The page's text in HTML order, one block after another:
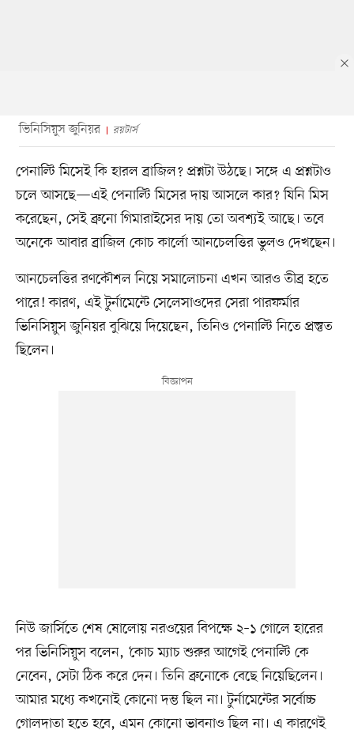
ভিনিসিয়ুস জুনিয়র রয়টার্স
পেনাল্টি মিসেই কি হারল ব্রাজিল? প্রশ্নটা উঠছে। সঙ্গে এ প্রশ্নটাও
চলে আসছে—এই পেনাল্টি মিসের দায় আসলে কার? যিনি মিস
করেছেন, সেই ব্রুনো গিমারাইসের দায় তো অবশ্যই আছে। তবে
অনেকে আবার ব্রাজিল কোচ কার্লো আনচেলত্তির ভুলও দেখছেন।
আনচেলত্তির রণকৌশল নিয়ে সমালোচনা এখন আরও তীব্র হতে
পারে! কারণ, এই টুর্নামেন্টে সেলেসাওদের সেরা পারফর্মার
ভিনিসিয়ুস জুনিয়র বুঝিয়ে দিয়েছেন, তিনিও পেনাল্টি নিতে প্রস্তুত
ছিলেন।
নিউ জার্সিতে শেষ ষোলোয় নরওয়ের বিপক্ষে ২–১ গোলে হারের
পর ভিনিসিয়ুস বলেন, ‘কোচ ম্যাচ শুরুর আগেই পেনাল্টি কে
নেবেন, সেটা ঠিক করে দেন। তিনি ব্রুনোকে বেছে নিয়েছিলেন।
আমার মধ্যে কখনোই কোনো দম্ভ ছিল না। টুর্নামেন্টের সর্বোচ্চ
গোলদাতা হতে হবে, এমন কোনো ভাবনাও ছিল না। এ কারণেই